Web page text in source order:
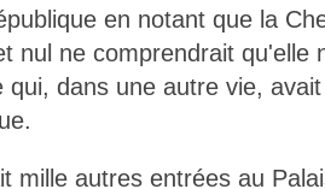
en notant que la
nul ne comprendrait qu'elle
qui, dans une autre vie,
mille autres entrées au